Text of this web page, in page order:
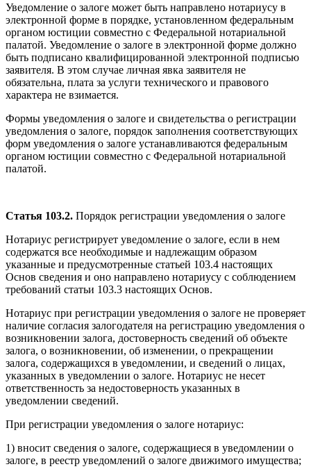
Уведомление о залоге может быть направлено нотариусу в
электронной форме в порядке, установленном федеральным
органом юстиции совместно с Федеральной нотариальной
палатой. Уведомление о залоге в электронной форме должно
быть подписано квалифицированной электронной подписью
заявителя. В этом случае личная явка заявителя не
обязательна, плата за услуги технического и правового
характера не взимается.
Формы уведомления о залоге и свидетельства о регистрации
уведомления о залоге, порядок заполнения соответствующих
форм уведомления о залоге устанавливаются федеральным
органом юстиции совместно с Федеральной нотариальной
палатой.
Статья 103.2. Порядок регистрации уведомления о залоге
Нотариус регистрирует уведомление о залоге, если в нем
содержатся все необходимые и надлежащим образом
указанные и предусмотренные статьей 103.4 настоящих
Основ сведения и оно направлено нотариусу с соблюдением
требований статьи 103.3 настоящих Основ.
Нотариус при регистрации уведомления о залоге не проверяет
наличие согласия залогодателя на регистрацию уведомления о
возникновении залога, достоверность сведений об объекте
залога, о возникновении, об изменении, о прекращении
залога, содержащихся в уведомлении, и сведений о лицах,
указанных в уведомлении о залоге. Нотариус не несет
ответственность за недостоверность указанных в
уведомлении сведений.
При регистрации уведомления о залоге нотариус:
1) вносит сведения о залоге, содержащиеся в уведомлении о
залоге, в реестр уведомлений о залоге движимого имущества;